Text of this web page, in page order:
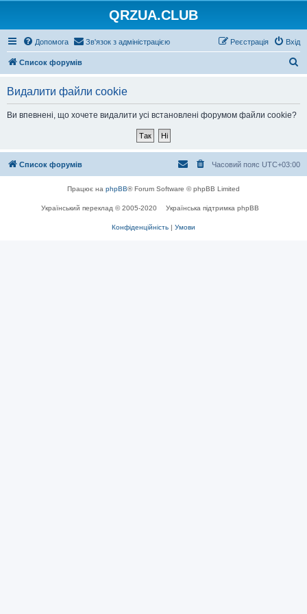
QRZUA.CLUB
Допомога Зв'язок з адміністрацією Вхід
Реєстрація
Список форумів
Видалити файли cookie
Ви впевнені, що хочете видалити усі встановлені форумом файли cookie?
Список форумів Часовий пояс UTC+03:00
Працює на phpBB® Forum Software © phpBB Limited
Український переклад © 2005-2020 Українська підтримка phpBB
Конфіденційність | Умови